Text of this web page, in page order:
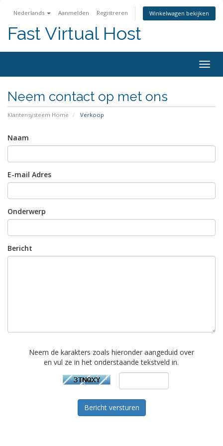
Nederlands Aanmelden Registreren Winkelwagen bekijken
Fast Virtual Host
in-/
Neem contact op met ons
Klantensysteem Home Verkoop
Naam
E-mail Adres
Onderwerp
Bericht
Neem de karakters zoals hieronder aangeduid over
en vul ze in het onderstaande tekstveld in.
Bericht versturen